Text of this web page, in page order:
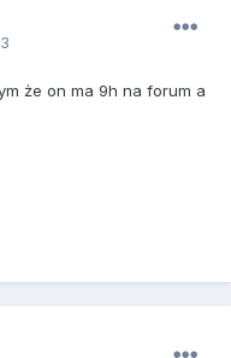
że on ma 9h na forum a